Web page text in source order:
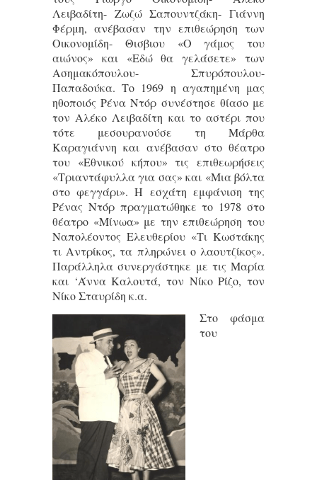
Λειβαδίτη- Ζωζώ Σαπουντζάκη- Γιάννη
Φέρμη, ανέβασαν την επιθεώρηση των
Οικονομίδη- Θισβιου «Ο γάμος του
αιώνος» και «Εδώ θα γελάσετε» των
Ασημακόπουλου- Σπυρόπουλου-
Παπαδούκα. Το 1969 η αγαπημένη μας
ηθοποιός Ρένα Ντόρ συνέστησε θίασο με
τον Αλέκο Λειβαδίτη και το αστέρι που
τότε μεσουρανούσε τη Μάρθα
Καραγιάννη και ανέβασαν στο θέατρο
του «Εθνικού κήπου» τις επιθεωρήσεις
«Τριαντάφυλλα για σας» και «Μια βόλτα
στο φεγγάρι». Η εσχάτη εμφάνιση της
Ρένας Ντόρ πραγματώθηκε το 1978 στο
θέατρο «Μίνωα» με την επιθεώρηση του
Ναπολέοντος Ελευθερίου «Τι Κωστάκης
τι Αντρίκος, τα πληρώνει ο λαουτζίκος».
Παράλληλα συνεργάστηκε με τις Μαρία
και ‘Άννα Καλουτά, τον Νίκο Ρίζο, τον
Νίκο Σταυρίδη κ.α.
Στο φάσμα
του